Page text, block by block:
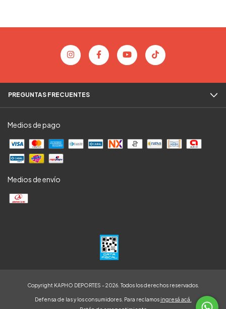
PREGUNTAS FRECUENTES
Medios de pago
Medios de envío
Copyright KAPHO DEPORTES - 2026. Todos los derechos reservados.
Defensa de las y los consumidores. Para reclamos ingresá acá.